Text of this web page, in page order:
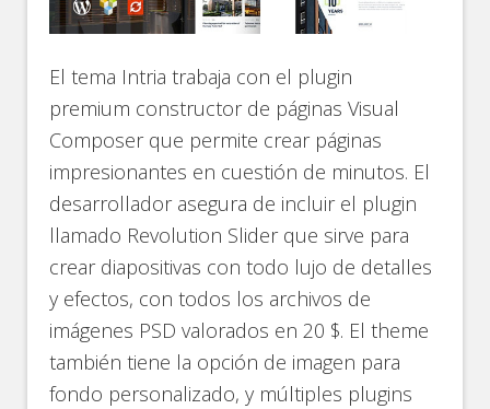
El tema Intria trabaja con el plugin
premium constructor de páginas Visual
Composer que permite crear páginas
impresionantes en cuestión de minutos. El
desarrollador asegura de incluir el plugin
llamado Revolution Slider que sirve para
crear diapositivas con todo lujo de detalles
y efectos, con todos los archivos de
imágenes PSD valorados en 20 $. El theme
también tiene la opción de imagen para
fondo personalizado, y múltiples plugins